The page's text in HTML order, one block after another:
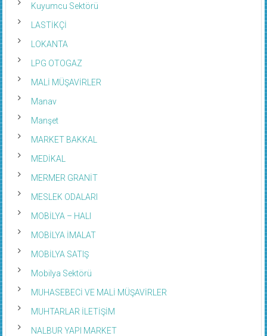
Kuyumcu Sektörü
LASTİKÇİ
LOKANTA
LPG OTOGAZ
MALİ MÜŞAVİRLER
Manav
Manşet
MARKET BAKKAL
MEDİKAL
MERMER GRANİT
MESLEK ODALARI
MOBİLYA – HALI
MOBİLYA İMALAT
MOBİLYA SATIŞ
Mobilya Sektörü
MUHASEBECİ VE MALİ MÜŞAVİRLER
MUHTARLAR İLETİŞİM
NALBUR YAPI MARKET